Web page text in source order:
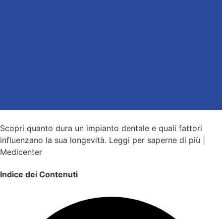
Scopri quanto dura un impianto dentale e quali fattori
influenzano la sua longevità. Leggi per saperne di più |
Medicenter
Indice dei Contenuti